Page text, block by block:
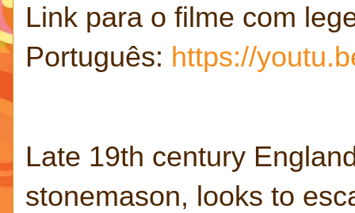
Link para o filme com
Português: https://
Late 19th century
stonemason, looks to